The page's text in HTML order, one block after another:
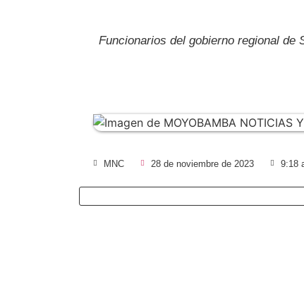
Funcionarios del gobierno regional de
MNC 28 de noviembre de 2023 9:18